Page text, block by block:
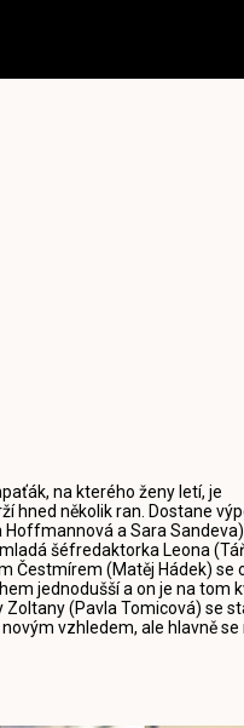
na kterého ženy letí, je
hned několik ran. Dostane
a Sara
šéfredaktorka Leona
Čestmírem (Matěj Hádek) se
jednodušší a on je na tom
Zoltany (Pavla Tomicová) se
vzhledem, ale hlavně se